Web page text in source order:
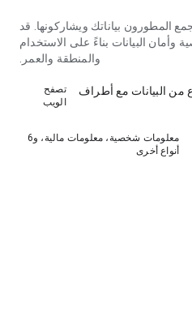
المطورون بياناتك ويشاركونها. قد
البيانات بناءً على الاستخدام
والمنطقة والعمر.
من البيانات مع أطراف
تصفح
الويب
معلومات شخصية، معلومات مالية، و6
أنواع أخرى